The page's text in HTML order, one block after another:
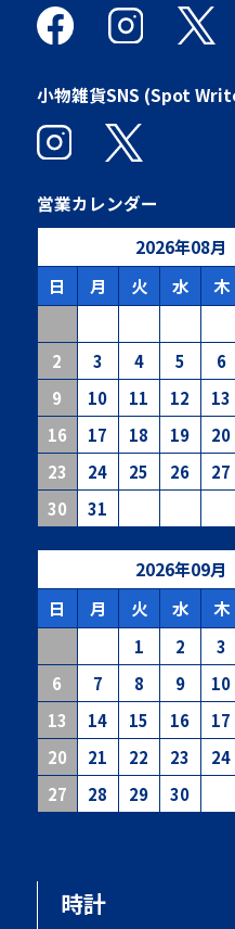
小物雑貨SNS (Spot
営業カレンダー
2026年08月
日
月 火 水 木
2
3 4 5 6
9
10 11 12 13
16
17 18 19 20
23
24 25 26 27
30
31
2026年09月
日
月 火 水 木
1 2 3
6
7 8 9 10
13
14 15 16 17
20
21 22 23 24
27
28 29 30
時計